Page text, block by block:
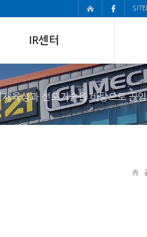
IR센터
육성과 선도기술을 바탕으로 끊